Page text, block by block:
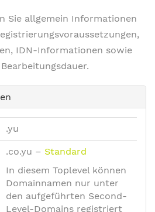
Sie allgemein Informationen
IDN-Informationen sowie
.yu
.co.yu – Standard
In diesem Toplevel können
Domainnamen nur unter
den aufgeführten Second-
Level-Domains registriert